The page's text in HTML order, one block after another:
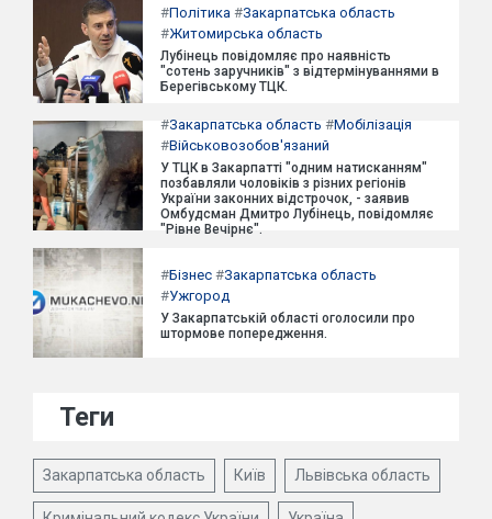
#Політика #Закарпатська область
#Житомирська область
Лубінець повідомляє про наявність
"сотень заручників" з відтермінуваннями в
Берегівському ТЦК.
#Закарпатська область #Мобілізація
#Військовозобов'язаний
У ТЦК в Закарпатті "одним натисканням"
позбавляли чоловіків з різних регіонів
України законних відстрочок, - заявив
Омбудсман Дмитро Лубінець, повідомляє
"Рівне Вечірнє".
#Бізнес #Закарпатська область
#Ужгород
У Закарпатській області оголосили про
штормове попередження.
Теги
Закарпатська область Київ Львівська область